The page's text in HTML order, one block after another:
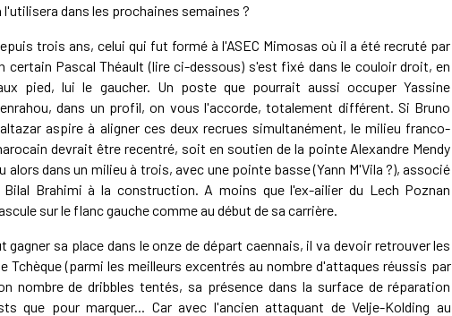
dans les prochaines semaines ?
trois ans, celui qui fut formé à l'ASEC Mimosas où il a été recruté par
certain Pascal Théault (lire ci-dessous) s'est fixé dans le couloir droit, en
pied, lui le gaucher. Un poste que pourrait aussi occuper Yassine
dans un profil, on vous l'accorde, totalement différent. Si Bruno
aspire à aligner ces deux recrues simultanément, le milieu franco-
devrait être recentré, soit en soutien de la pointe Alexandre Mendy
alors dans un milieu à trois, avec une pointe basse (Yann M'Vila ?), associé
Bilal Brahimi à la construction. A moins que l'ex-ailier du Lech Poznan
sur le flanc gauche comme au début de sa carrière.
gagner sa place dans le onze de départ caennais, il va devoir retrouver les
Tchèque (parmi les meilleurs excentrés au nombre d'attaques réussis par
nombre de dribbles tentés, sa présence dans la surface de réparation
que pour marquer... Car avec l'ancien attaquant de Velje-Kolding au